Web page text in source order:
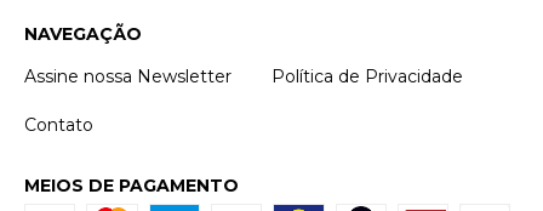
NAVEGAÇÃO
Assine nossa Newsletter
Política de Privacidade
Contato
MEIOS DE PAGAMENTO